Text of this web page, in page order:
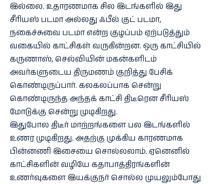
இல்லை. உதாரணமாக சில இடங்களில் இது
சீரியஸ் படமா அல்லது ஃபீல் குட் படமா,
நகைச்சுவை படமா என்ற குழப்பம் ஏற்படுத்தும்
வகையில் காட்சிகள் வருகின்றன. ஒரு காட்சியில்
கருணாஸ், செல்வியின் மகன்களிடம்
அவர்களுடைய திருமணம் குறித்து பேசிக்
கொண்டிருப்பார். கலகலப்பாக சென்று
கொண்டிருந்த அந்தக் காட்சி திடீரென சீரியஸ்
மோடுக்கு சென்று முடிகிறது.
இதுபோல திடீர் மாற்றங்களை பல இடங்களில்
உணர முடிகிறது. அதற்கு முக்கிய காரணமாக
பின்னணி இசையை சொல்லலாம். ஏனெனில்
காட்சிகளின் வழியே கதாபாத்திரங்களின்
உணர்வுகளை இயக்குநர் சொல்ல முயலும்போது